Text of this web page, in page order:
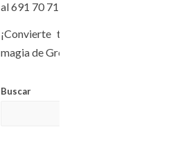
al 691 70 71 27.
¡Convierte tus sueños en realidad
magia de Green Konstruktions!
Buscar